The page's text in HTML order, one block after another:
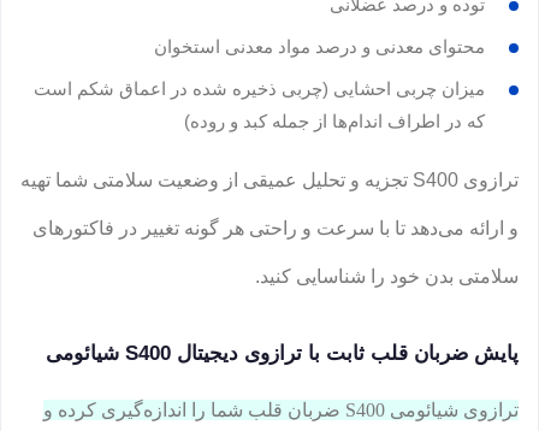
توده و درصد عضلانی
محتوای معدنی و درصد مواد معدنی استخوان
میزان چربی احشایی (چربی ذخیره شده در اعماق شکم است
که در اطراف‌ اندام‌ها از جمله کبد و روده)
ترازوی S400 تجزیه و تحلیل عمیقی از وضعیت سلامتی شما تهیه
و ارائه می‌دهد تا با سرعت و راحتی هر گونه تغییر در فاکتورهای
سلامتی بدن خود را شناسایی کنید.
پایش ضربان قلب ثابت با ترازوی دیجیتال S400 شیائومی
ترازوی شیائومی S400 ضربان قلب شما را اندازه‌گیری کرده و